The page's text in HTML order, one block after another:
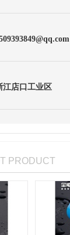
江店口工业区
PRODUCT